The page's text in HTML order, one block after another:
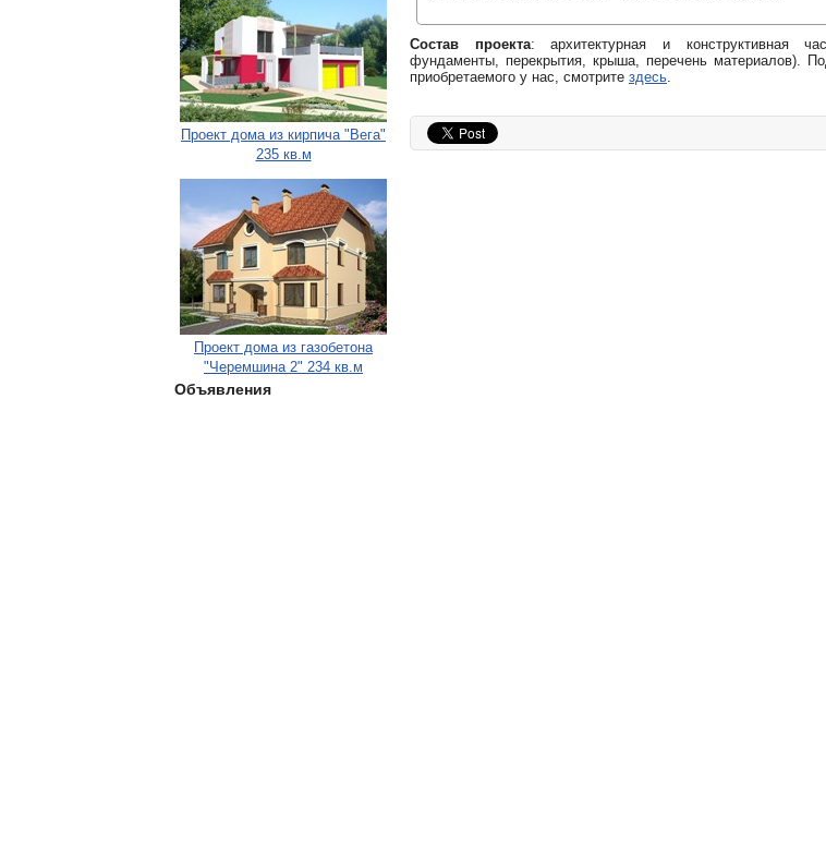
Проект дома из кирпича "Вега"
235 кв.м
Проект дома из газобетона
"Черемшина 2" 234 кв.м
Объявления
Состав проекта: архитектурная и конструктивная
фундаменты, перекрытия, крыша, перечень материалов).
приобретаемого у нас, смотрите здесь.